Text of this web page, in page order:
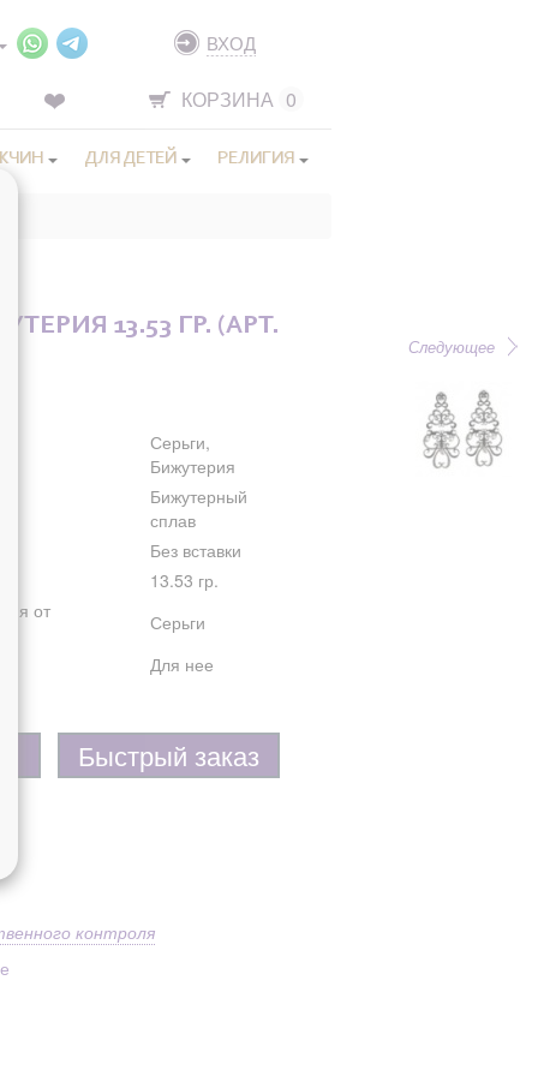
ВХОД
КОРЗИНА 0
ДЛЯ ДЕТЕЙ РЕЛИГИЯ
Следующее
13.53 ГР. (АРТ.
Серьги,
Бижутерия
Бижутерный
сплав
Без вставки
13.53 гр.
от
Серьги
Для нее
Быстрый заказ
контроля